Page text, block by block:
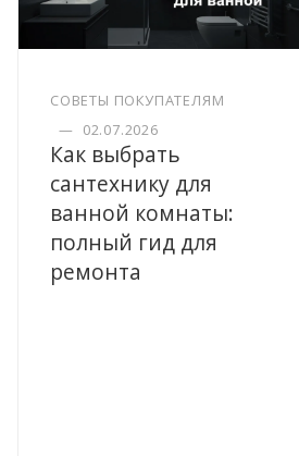
СОВЕТЫ ПОКУПАТЕЛЯМ
— 02.07.2026
Как выбрать
сантехнику для
ванной комнаты:
полный гид для
ремонта